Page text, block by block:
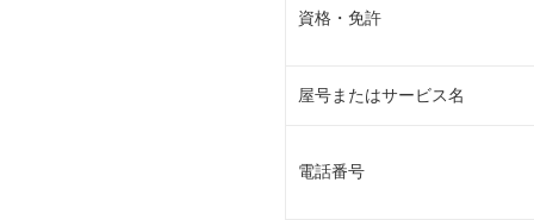
資格・免許
屋号またはサービス名
電話番号